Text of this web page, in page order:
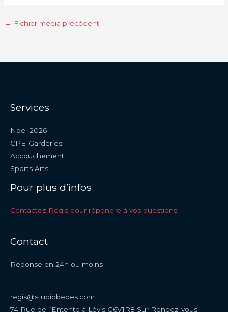
← Fichier média précédent
Services
Noel-2026
CPE-Garderies
Accouchement
Sports Arts
Pour plus d’infos
Contactez Régis pour répondre à vos questions.
Contact
Réponse en 24h ou moins
regis@studiobebes.com
74 Rue de l’Entente à Lévis G6V1R8 Sur Rendez-vous